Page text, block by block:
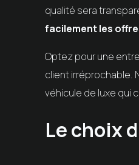
qualité sera
facilement les
Optez pour une
client irréprochable.
véhicule de luxe qui
Le choix